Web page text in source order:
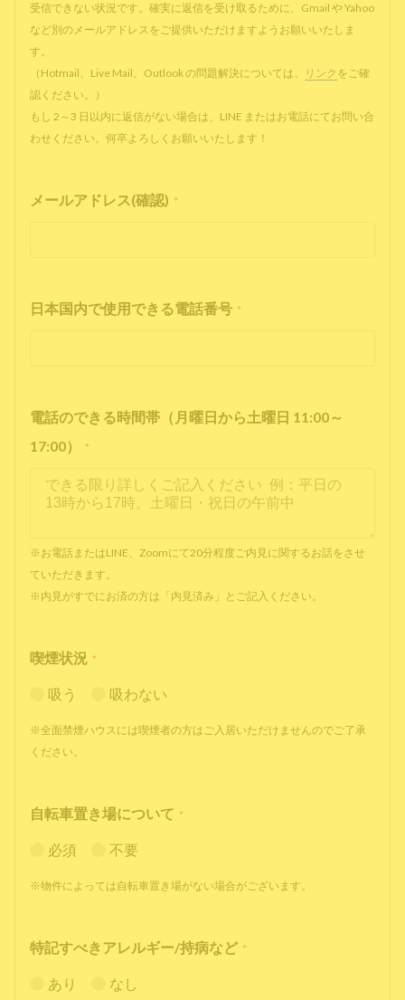
受信できない状況です。確実に返信を受け取るために、Gmail や Yahoo
など別のメールアドレスをご提供いただけますようお願いいたしま
す。
（Hotmail、Live Mail、Outlook の問題解決については、
リンク をご確
認ください。）
もし 2～3 日以内に返信がない場合は、LINE またはお電話にてお問い合
わせください。何卒よろしくお願いいたします！
メールアドレス(確認) *
日本国内で使用できる電話番号 *
電話のできる時間帯（月曜日から土曜日 11:00～
17:00）
*
※お電話またはLINE、Zoomにて20分程度ご内見に関するお話をさせ
ていただきます。
※内見がすでにお済の方は「内見済み」とご記入ください。
喫煙状況 *
吸う 吸わない
※全面禁煙ハウスには喫煙者の方はご入居いただけませんのでご了承
ください。
自転車置き場について *
必須 不要
※物件によっては自転車置き場がない場合がございます。
特記すべきアレルギー/持病など *
あり なし